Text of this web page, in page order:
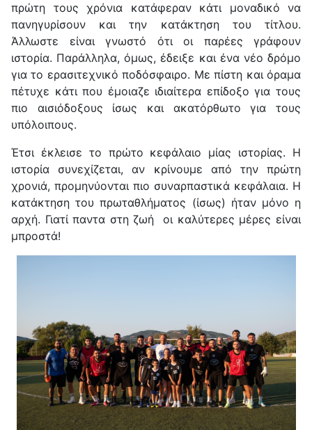
πρώτη τους χρόνια κατάφεραν κάτι μοναδικό να
πανηγυρίσουν και την κατάκτηση του τίτλου.
Άλλωστε είναι γνωστό ότι οι παρέες γράφουν
ιστορία. Παράλληλα, όμως, έδειξε και ένα νέο δρόμο
για το ερασιτεχνικό ποδόσφαιρο. Με πίστη και όραμα
πέτυχε κάτι που έμοιαζε ιδιαίτερα επίδοξο για τους
πιο αισιόδοξους ίσως και ακατόρθωτο για τους
υπόλοιπους.
Έτσι έκλεισε το πρώτο κεφάλαιο μίας ιστορίας. Η
ιστορία συνεχίζεται, αν κρίνουμε από την πρώτη
χρονιά, προμηνύονται πιο συναρπαστικά κεφάλαια. Η
κατάκτηση του πρωταθλήματος (ίσως) ήταν μόνο η
αρχή. Γιατί παντα στη ζωή οι καλύτερες μέρες είναι
μπροστά!